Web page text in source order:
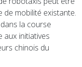
de mobilité existante.
la course
initiatives
chinois du